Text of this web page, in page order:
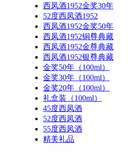
西凤酒1952金奖30年
52度西凤酒1952
西凤酒1952金奖50年
西凤酒1952铜尊典藏
西凤酒1952金尊典藏
西凤酒1952银尊典藏
金奖50年（100ml）
金奖30年（100ml）
金奖20年（100ml）
礼盒装（100ml）
45度西凤酒
52度西凤酒
55度西凤酒
精美礼品